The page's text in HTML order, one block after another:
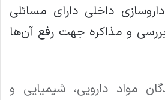
داخلی دارای مسائلی
و مذاکره جهت رفع آن‌ها
مواد دارویی، شیمیایی و